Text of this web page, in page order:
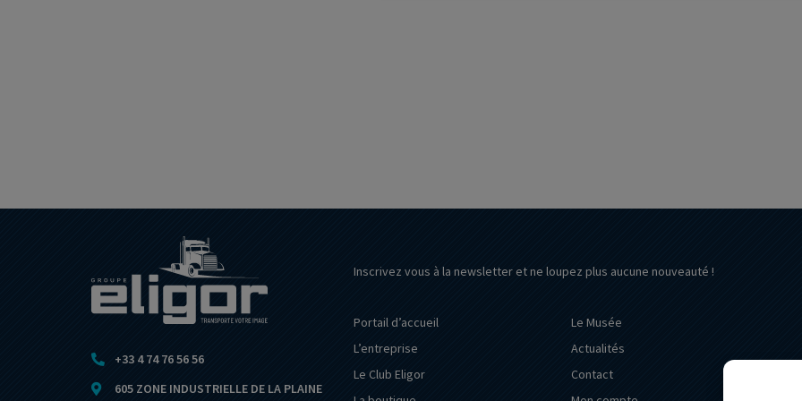
+33 4 74 76 56 56
605 ZONE INDUSTRIELLE DE LA PLAINE
Inscrivez vous à la newsletter et ne loupez plus aucune nouveauté !
Portail d’accueil
L’entreprise
Le Club Eligor
Le Musée
Actualités
Contact